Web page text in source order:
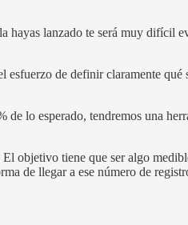
lanzado te será muy difícil
de definir claramente qué
lo esperado, tendremos una
objetivo tiene que ser algo
de llegar a ese número de